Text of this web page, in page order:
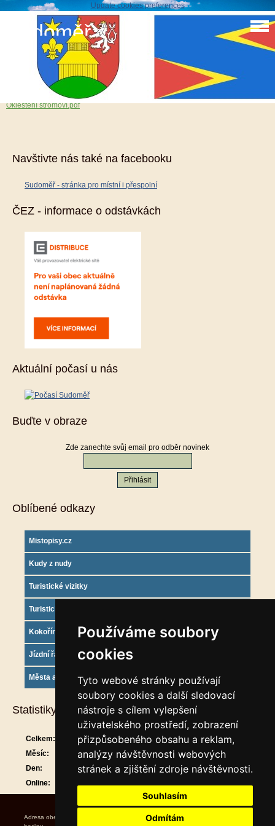
Používáme soubory
cookies
Tyto webové stránky používají
soubory cookies a další sledovací
nástroje s cílem vylepšení
uživatelského prostředí, zobrazení
přizpůsobeného obsahu a reklam,
analýzy návštěvnosti webových
stránek a zjištění zdroje návštěvnosti.
Souhlasím
Odmítám
Update cookies preferences
Sudoměř
Upozornění ČEZ distribuce okleštění stromoví
odstranění porostů
Okleštění stromoví.pdf
Navštivte nás také na facebooku
Sudoměř - stránka pro místní i přespolní
ČEZ - informace o odstávkách
Aktuální počasí u nás
Buďte v obraze
Zde zanechte svůj email pro odběr novinek
Oblíbené odkazy
Mistopisy.cz
Kudy z nudy
Turistické vizitky
Turistický deník
Kokořínsko info
Jízdní řády
Města a obce
Statistiky
Online:
Celkem:
908724
Měsíc:
29637
Den:
Adresa obecního úřadu Úřední